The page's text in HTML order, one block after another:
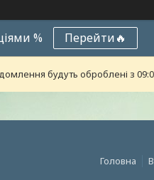
% Перейти🔥
будуть оброблені з
Головна